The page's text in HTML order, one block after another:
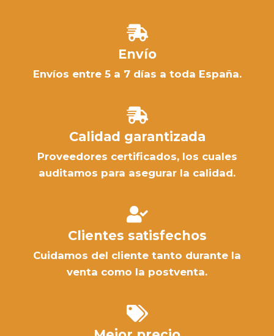
Envío
Envíos entre 5 a 7 días a toda España.
Calidad garantizada
Proveedores certificados, los cuales
auditamos para asegurar la calidad.
Clientes satisfechos
Cuidamos del cliente tanto durante la
venta como la postventa.